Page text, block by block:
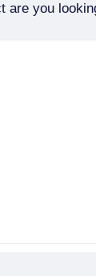
Guangdong
are you